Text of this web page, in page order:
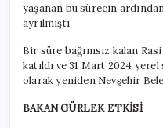
yaşanan bu sürecin
ayrılmıştı.
Bir süre bağımsız kalan
katıldı ve 31 Mart 2024
olarak yeniden Nevşehir
BAKAN GÜRLEK ETKİSİ